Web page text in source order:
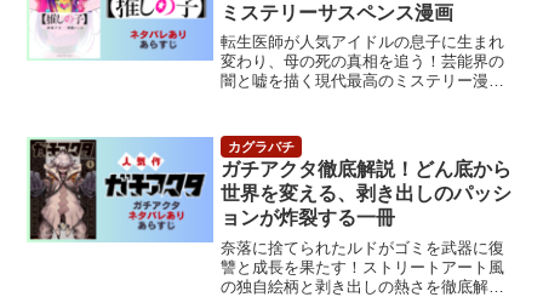
ミステリーサスペンス漫画
転生医師が人気アイドルの息子に生まれ
変わり、母の死の真相を追う！芸能界の
闇と嘘を描く現代最高のミステリー漫画
ガチアクタ徹底解説！どん底から
世界を変える、剥き出しのパッシ
ョンが炸裂する一冊
奈落に捨てられたルドがゴミを武器に復
讐と成長を果たす！ストリートアート風
の独自絵柄と剥き出しの熱さを徹底解